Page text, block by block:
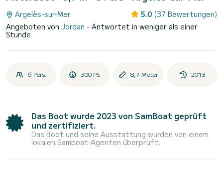
Argelès-sur-Mer 5.0 (37 Bewertungen)
Angeboten von Jordan - Antwortet in weniger als einer
Stunde
6 Pers. 300 PS 8,7 Meter 2013
Das Boot wurde 2023 von SamBoat geprüft
und zertifiziert.
Das Boot und seine Ausstattung wurden von einem
lokalen Samboat-Agenten überprüft.